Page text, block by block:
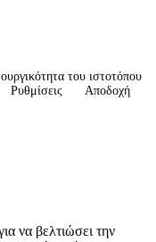
του ιστοτόπου
Ρυθμίσεις Αποδοχή
να βελτιώσει την